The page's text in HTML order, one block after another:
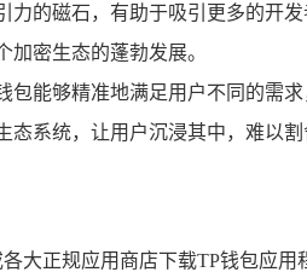
力的磁石，有助于吸引更多的开
密生态的蓬勃发展。
包能够精准地满足用户不同的需
系统，让用户沉浸其中，难以割
大正规应用商店下载TP钱包应